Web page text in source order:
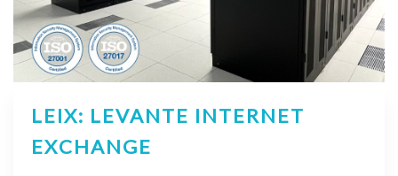
LEIX: LEVANTE INTERNET
EXCHANGE